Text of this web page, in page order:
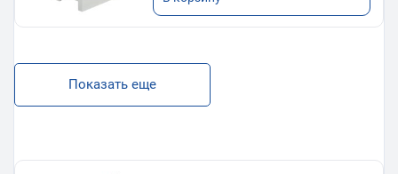
Показать еще